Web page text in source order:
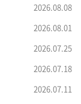
2026.08.08
2026.08.01
2026.07.25
2026.07.18
2026.07.11